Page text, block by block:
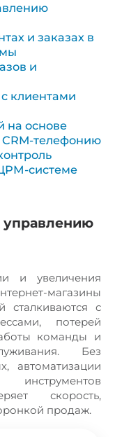
и заказах в
и
клиентами
на основе
телефонию
системе
управлению
и увеличения
магазины
сталкиваются с
потерей
команды и
Без
автоматизации
скорость,
продаж.